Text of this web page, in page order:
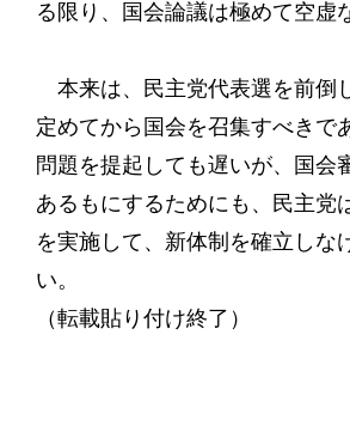
る限り、国会論議は極めて空虚
本来は、民主党代表選を前倒
定めてから国会を召集すべきで
問題を提起しても遅いが、国会
あるもにするためにも、民主党
を実施して、新体制を確立しな
い。
（転載貼り付け終了）